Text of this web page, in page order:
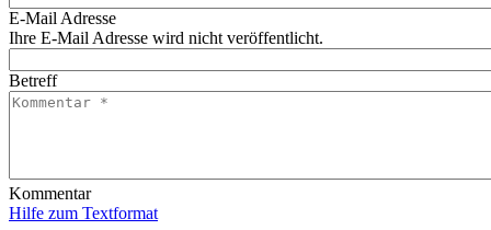
E-Mail Adresse
Ihre E-Mail Adresse wird nicht veröffentlicht.
Betreff
Kommentar
Hilfe zum Textformat